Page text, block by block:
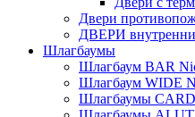
Двери
ДВЕРИ
Шлагбаумы
Шлагбаум BAR
Шлагбаум WIDE
Шлагбаумы